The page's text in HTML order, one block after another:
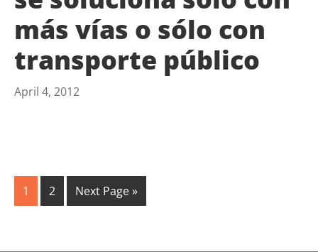
más vías o sólo con
transporte público
April 4, 2012
1 2 Next Page »